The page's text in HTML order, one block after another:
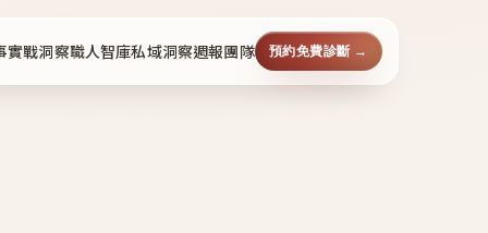
實戰洞察職人智庫私域洞察週報團隊 預約免費診斷 →